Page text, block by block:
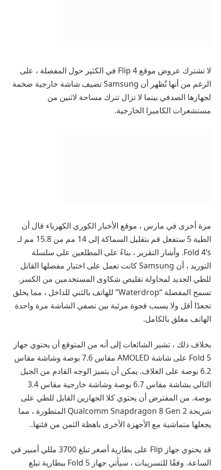
لا تشترك عروض موقع Flip 4 في الكثير حول المفصلة ، على
الرغم من أنها تُظهر أن Samsung تضيف شاشة خارجية ضخمة
لجهازها الصدفي بينما لا تزال تترك مساحة لاثنين من
مستشعرات الكاميرا الخارجية.
مرة أخرى في مارس ، موقع الأخبار الكوري الكهرباء قال أن
الطية 5 ستفعل قم بتقليل السماكة إلى 14 مم من 15.8 مم لـ
Fold 4’s. وأشار التقرير ، بناءً على المطلعين على سلسلة
التوريد ، أن Samsung كانت تعمل على اختبار مفصلها القابل
للطي الجديد لمحاولة تقليص شكاوى المستخدمين من الكسر.
تسمح المفصلة “Waterdrop” للهاتف بالثني للداخل ، مما يخلق
تجعدًا أقل ولا يسبب فجوة مرئية بين نصفي الشاشة مرة واحدة
الهاتف مغلق بالكامل.
بخلاف ذلك ، تشير الشائعات إلى أنه من المتوقع أن يحتوي جهاز
Fold 5 على شاشة AMOLED مقاس 7.6 بوصة وشاشة مقاس
6.2 بوصة على الغلاف. يمكن أن يتميز الوجه القادم من الجيل
التالي بشاشة مقاس 6.7 بوصة وشاشة خارجية مقاس 3.4
بوصة. من المفترض أن يحتوي كلا الجهازين القابل للطي على
شريحة Qualcomm Snapdragon 8 Gen 2 المتطورة ، مما
يجعلها متماشية مع الأجهزة الأخرى باهظة الثمن من فئتها..
قد يحتوي جهاز Flip على بطارية أصغر تبلغ 3700 مللي أمبير في
الساعة. وفقًا للتسريبات ، سيأتي جهاز Fold 5 ببطارية تبلغ